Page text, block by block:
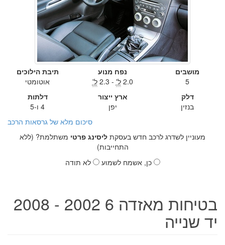
מושבים
5
נפח מנוע
2.0 ל' - 2.3 ל'
תיבת הילוכים
אוטומטי
דלק
בנזין
ארץ ייצור
יפן
דלתות
4 ו-5
סיכום מלא של גרסאות הרכב
מעוניין לשדרג לרכב חדש בעסקת ליסינג פרטי משתלמת? (ללא
התחייבות)
כן, אשמח לשמוע
לא תודה
בטיחות מאזדה 6 2002 - 2008
יד שנייה